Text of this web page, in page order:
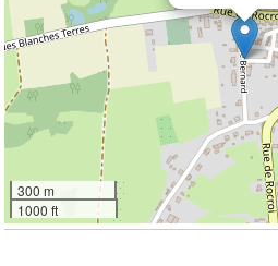
300 m
1000 ft